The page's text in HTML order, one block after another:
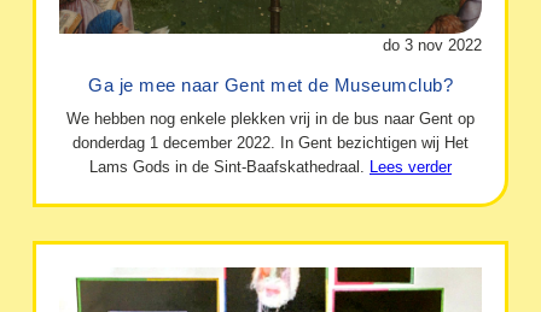
do 3 nov 2022
Ga je mee naar Gent met de Museumclub?
We hebben nog enkele plekken vrij in de bus naar Gent op
donderdag 1 december 2022. In Gent bezichtigen wij Het
Lams Gods in de Sint-Baafskathedraal. Lees verder